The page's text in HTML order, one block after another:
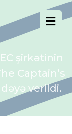
şirkətinin
Captain’s
verildi.